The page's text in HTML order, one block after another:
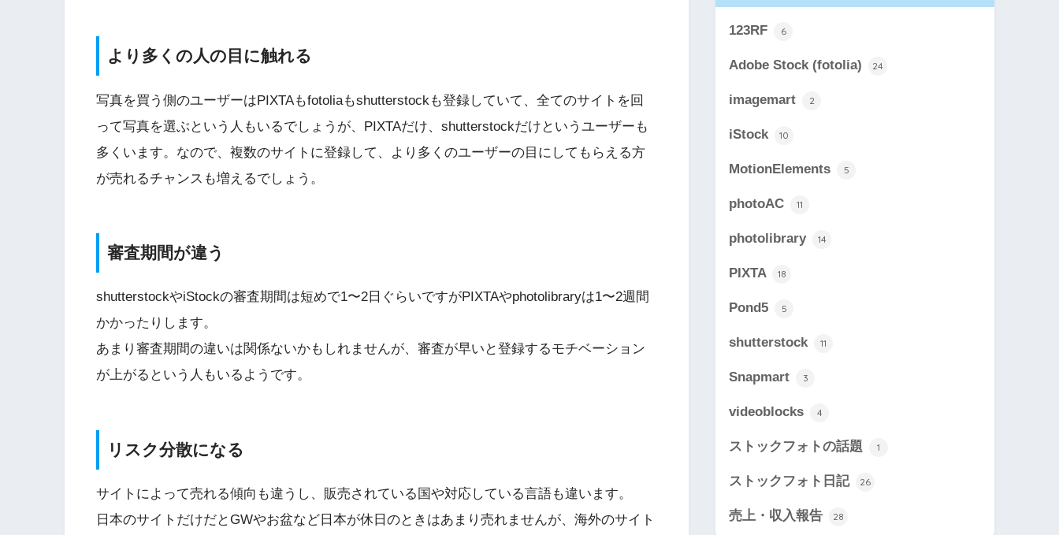
より多くの人の目に触れる
写真を買う側のユーザーはPIXTAもfotoliaもshutterstockも登録していて、全てのサイトを回
って写真を選ぶという人もいるでしょうが、PIXTAだけ、shutterstockだけというユーザーも
多くいます。なので、複数のサイトに登録して、より多くのユーザーの目にしてもらえる方
が売れるチャンスも増えるでしょう。
審査期間が違う
shutterstockやiStockの審査期間は短めで1〜2日ぐらいですがPIXTAやphotolibraryは1〜2週間
かかったりします。
あまり審査期間の違いは関係ないかもしれませんが、審査が早いと登録するモチベーション
が上がるという人もいるようです。
リスク分散になる
サイトによって売れる傾向も違うし、販売されている国や対応している言語も違います。
日本のサイトだけだとGWやお盆など日本が休日のときはあまり売れませんが、海外のサイト
123RF 6
Adobe Stock (fotolia) 24
imagemart 2
iStock 10
MotionElements 5
photoAC 11
photolibrary 14
PIXTA 18
Pond5 5
shutterstock 11
Snapmart 3
videoblocks 4
ストックフォトの話題 1
ストックフォト日記 26
売上・収入報告 28